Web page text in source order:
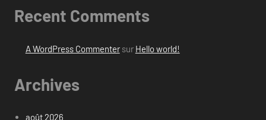
Recent Comments
A WordPress Commentersur Hello world!
Archives
août 2026